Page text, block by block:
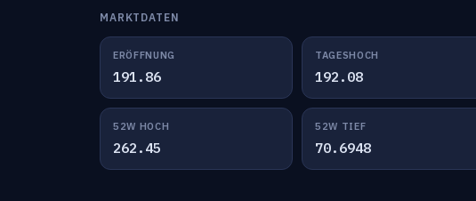
MARKTDATEN
ERÖFFNUNG
191.86
TAGESHOCH
192.08
52W HOCH
262.45
52W TIEF
70.6948